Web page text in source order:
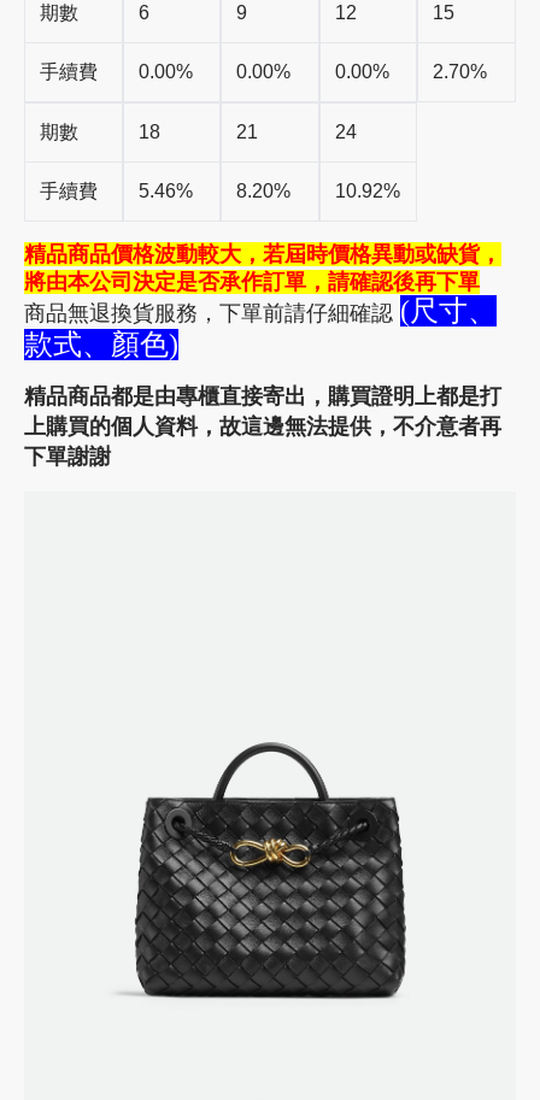
期數
手續費
6
0.00%
9
0.00%
12
0.00%
15
2.70%
期數
手續費
18
5.46%
21
8.20%
24
10.92%
精品商品價格波動較大，若屆時價格異動或缺貨，
將由本公司決定是否承作訂單，請確認後再下單
商品無退換貨服務，下單前請仔細確認 (尺寸、
款式、顏色)
精品商品都是由專櫃直接寄出，購買證明上都是打
上購買的個人資料，故這邊無法提供，不介意者再
下單謝謝